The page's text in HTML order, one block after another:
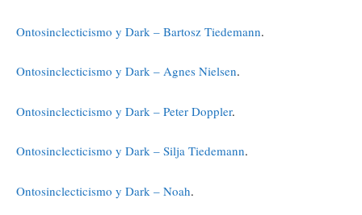
Ontosinclecticismo y Dark – Bartosz Tiedemann.
Ontosinclecticismo y Dark – Agnes Nielsen.
Ontosinclecticismo y Dark – Peter Doppler.
Ontosinclecticismo y Dark – Silja Tiedemann.
Ontosinclecticismo y Dark – Noah.